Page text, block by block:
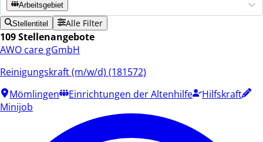
Arbeitsgebiet
Stellentitel Alle Filter
109 Stellenangebote
AWO care gGmbH
Reinigungskraft (m/w/d) (181572)
Mömlingen
Einrichtungen der Altenhilfe
Hilfskraft
Minijob